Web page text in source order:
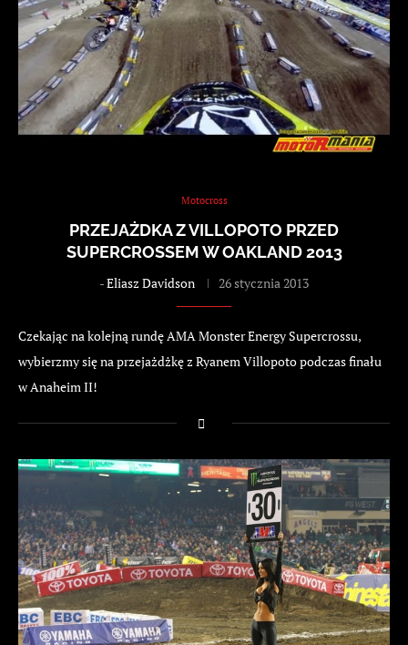
Motocross
PRZEJAŻDKA Z VILLOPOTO PRZED
SUPERCROSSEM W OAKLAND 2013
-Eliasz Davidson 26 stycznia 2013
Czekając na kolejną rundę AMA Monster Energy Supercrossu,
wybierzmy się na przejażdżkę z Ryanem Villopoto podczas finału
w Anaheim II!